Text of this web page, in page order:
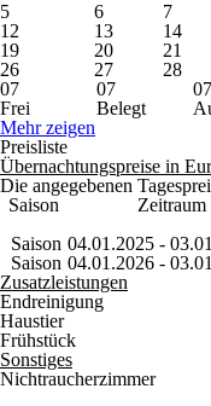
5
6 7
12
13 14
19
20 21
26
27 28
07
Frei
07
Belegt
07
Mehr zeigen
Preisliste
Übernachtungspreise in
Die angegebenen
Saison
Zeitraum
Saison 04.01.2025 -
Saison 04.01.2026 -
Zusatzleistungen
Endreinigung
Haustier
Frühstück
Sonstiges
Nichtraucherzimmer